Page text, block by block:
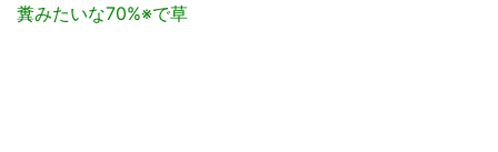
糞みたいな70%※で草